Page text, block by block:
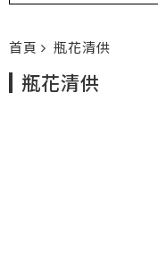
首頁 瓶花清供
瓶花清供